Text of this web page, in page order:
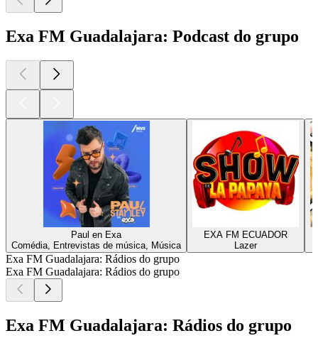
Exa FM Guadalajara: Podcast do grupo
Paul en Exa
Comédia, Entrevistas de música, Música
EXA FM ECUADOR
Lazer
Exa FM Guadalajara: Rádios do grupo
Exa FM Guadalajara: Rádios do grupo
Exa FM Guadalajara: Rádios do grupo